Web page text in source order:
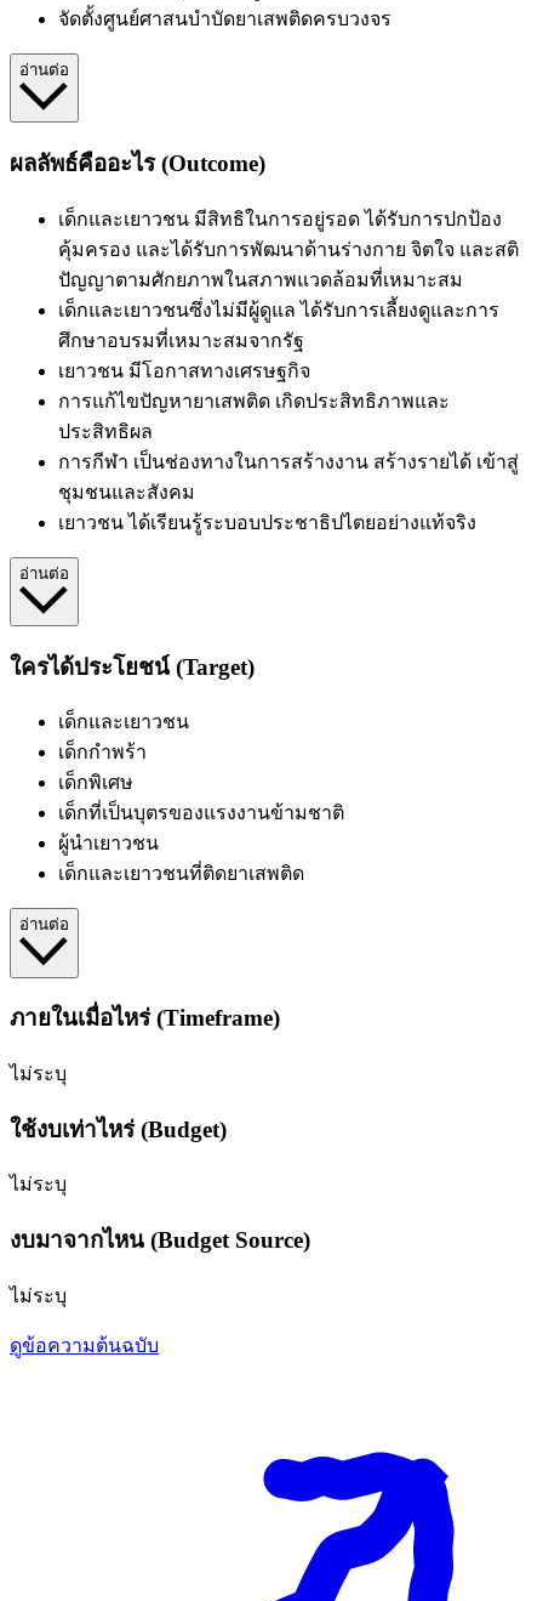
จัดตั้งศูนย์ศาสนบำบัดยาเสพติดครบวงจร
อ่านต่อ
ผลลัพธ์คืออะไร (Outcome)
เด็กและเยาวชน มีสิทธิในการอยู่รอด ได้รับการปกป้อง
คุ้มครอง และได้รับการพัฒนาด้านร่างกาย จิตใจ และสติ
ปัญญาตามศักยภาพในสภาพแวดล้อมที่เหมาะสม
เด็กและเยาวชนซึ่งไม่มีผู้ดูแล ได้รับการเลี้ยงดูและการ
ศึกษาอบรมที่เหมาะสมจากรัฐ
เยาวชน มีโอกาสทางเศรษฐกิจ
การแก้ไขปัญหายาเสพติด เกิดประสิทธิภาพและ
ประสิทธิผล
การกีฬา เป็นช่องทางในการสร้างงาน สร้างรายได้ เข้าสู่
ชุมชนและสังคม
เยาวชนได้เรียนรู้ระบอบประชาธิปไตยอย่างแท้จริง
อ่านต่อ
ใครได้ประโยชน์ (Target)
เด็กและเยาวชน
เด็กกำพร้า
เด็กพิเศษ
เด็กที่เป็นบุตรของแรงงานข้ามชาติ
ผู้นำเยาวชน
เด็กและเยาวชนที่ติดยาเสพติด
อ่านต่อ
ภายในเมื่อไหร่ (Timeframe)
ไม่ระบุ
ใช้งบเท่าไหร่ (Budget)
ไม่ระบุ
งบมาจากไหน (Budget Source)
ไม่ระบุ
ดูข้อความต้นฉบับ